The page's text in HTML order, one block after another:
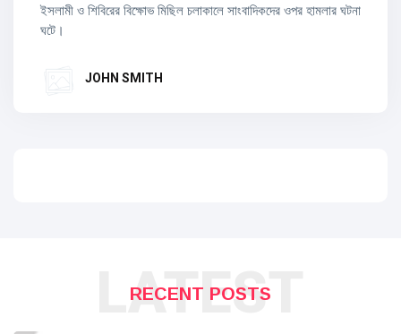
ইসলামী ও শিবিরের বিক্ষোভ মিছিল চলাকালে সাংবাদিকদের ওপর হামলার ঘটনা
ঘটে।
JOHN SMITH
RECENT POSTS
LATEST